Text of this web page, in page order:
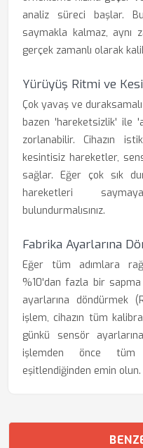
analiz süreci başlar.
saymakla kalmaz, aynı
gerçek zamanlı olarak
Yürüyüş Ritmi ve
Çok yavaş ve
bazen 'hareketsizlik' ile
zorlanabilir. Cihazın
kesintisiz hareketler,
sağlar. Eğer çok sık
hareketleri
bulundurmalısınız.
Fabrika Ayarlarına
Eğer tüm adımlara
%10'dan fazla bir sapma
ayarlarına döndürmek
işlem, cihazın tüm
günkü sensör
işlemden önce tüm
eşitlendiğinden emin olun.